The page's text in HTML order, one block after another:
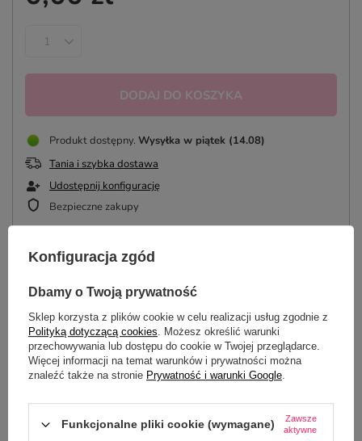
DODAJ DO KOSZYKA
Produkt dostępny Wysyłka w piątek (14.08)
Tania i szybka dostawa
Udostępnij konfigurację
Bezpieczne zakupy
OPIS
SZCZEGÓŁOWE DANE
DO POBRANIA
OPINIE (0)
Konfiguracja zgód
Dbamy o Twoją prywatność
Sklep korzysta z plików cookie w celu realizacji usług zgodnie z
Polityką dotyczącą cookies. Możesz określić warunki
przechowywania lub dostępu do cookie w Twojej przeglądarce.
Więcej informacji na temat warunków i prywatności można
znaleźć także na stronie Prywatność i warunki Google.
Funkcjonalne pliki cookie (wymagane)
Zawsze
aktywne